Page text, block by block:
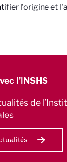
l'origine et
l'INSHS
de